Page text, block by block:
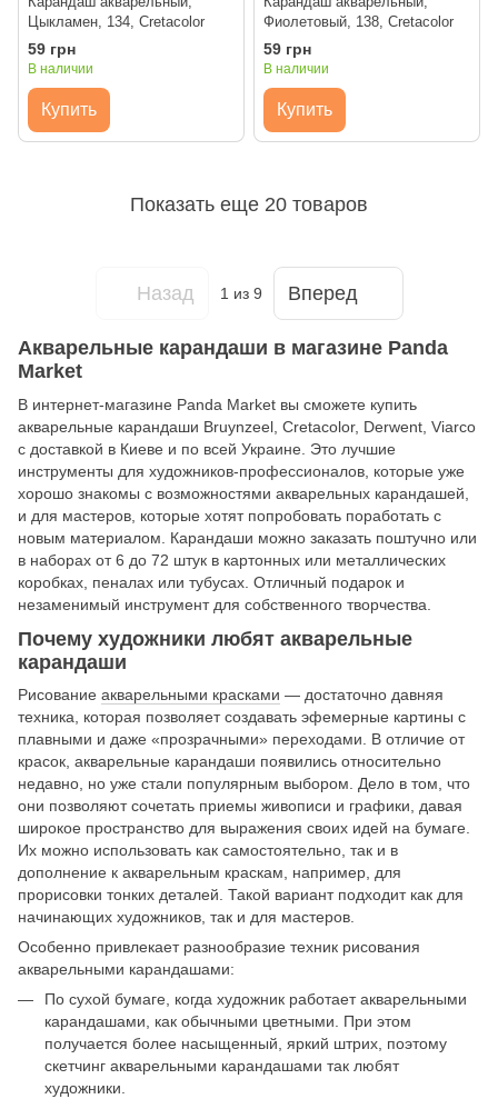
Цыкламен, 134, Cretacolor
59 грн
В наличии
Купить
Фиолетовый, 138, Cretacolor
59 грн
В наличии
Купить
Показать еще 20 товаров
Назад 1 из 9 Вперед
Акварельные карандаши в магазине Panda
Market
В интернет-магазине Panda Market вы сможете купить
акварельные карандаши Bruynzeel, Cretacolor, Derwent, Viarco
с доставкой в Киеве и по всей Украине. Это лучшие
инструменты для художников-профессионалов, которые уже
хорошо знакомы с возможностями акварельных карандашей,
и для мастеров, которые хотят попробовать поработать с
новым материалом. Карандаши можно заказать поштучно или
в наборах от 6 до 72 штук в картонных или металлических
коробках, пеналах или тубусах. Отличный подарок и
незаменимый инструмент для собственного творчества.
Почему художники любят акварельные
карандаши
Рисование акварельными красками — достаточно давняя
техника, которая позволяет создавать эфемерные картины с
плавными и даже «прозрачными» переходами. В отличие от
красок, акварельные карандаши появились относительно
недавно, но уже стали популярным выбором. Дело в том, что
они позволяют сочетать приемы живописи и графики, давая
широкое пространство для выражения своих идей на бумаге.
Их можно использовать как самостоятельно, так и в
дополнение к акварельным краскам, например, для
прорисовки тонких деталей. Такой вариант подходит как для
начинающих художников, так и для мастеров.
Особенно привлекает разнообразие техник рисования
акварельными карандашами:
По сухой бумаге, когда художник работает акварельными
карандашами, как обычными цветными. При этом
получается более насыщенный, яркий штрих, поэтому
скетчинг акварельными карандашами так любят
художники.